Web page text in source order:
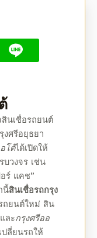
นเชื่อรถยนต์
งศรีอยุธยา
โต้ได้เปิดให้
บวงจร เช่น
ร์ แคช”
นี้สินเชื่อรถกรุง
ถยนต์ใหม่ สิน
ละกรุงศรีออ
ปลี่ยนรถให้